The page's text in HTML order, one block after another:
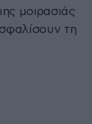
μοιρασιάς
τη